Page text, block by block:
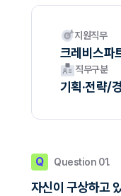
지원직무
크레비스파
직무구분
기획·전략/
Q Question 01.
자신이 구상하고